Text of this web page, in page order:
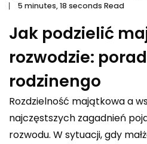
5 minutes, 18 seconds Read
Jak podzielić
rozwodzie:
rodzinengo
Rozdzielność majątkowa a
najczęstszych zagadnień
rozwodu. W sytuacji, gdy